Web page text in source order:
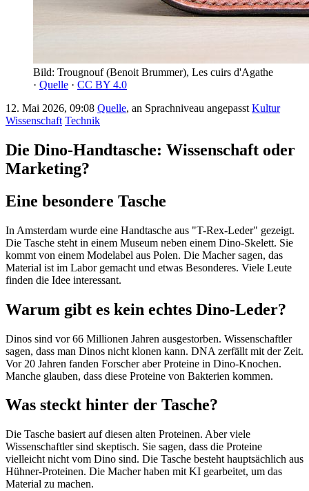
Bild: Trougnouf (Benoit Brummer), Les cuirs d'Agathe
· Quelle · CC BY 4.0
12. Mai 2026, 09:08 Quelle, an Sprachniveau angepasst Kultur
Wissenschaft Technik
Die Dino-Handtasche: Wissenschaft oder
Marketing?
Eine besondere Tasche
In Amsterdam wurde eine Handtasche aus "T-Rex-Leder" gezeigt.
Die Tasche steht in einem Museum neben einem Dino-Skelett. Sie
kommt von einem Modelabel aus Polen. Die Macher sagen, das
Material ist im Labor gemacht und etwas Besonderes. Viele Leute
finden die Idee interessant.
Warum gibt es kein echtes Dino-Leder?
Dinos sind vor 66 Millionen Jahren ausgestorben. Wissenschaftler
sagen, dass man Dinos nicht klonen kann. DNA zerfällt mit der Zeit.
Vor 20 Jahren fanden Forscher aber Proteine in Dino-Knochen.
Manche glauben, dass diese Proteine von Bakterien kommen.
Was steckt hinter der Tasche?
Die Tasche basiert auf diesen alten Proteinen. Aber viele
Wissenschaftler sind skeptisch. Sie sagen, dass die Proteine
vielleicht nicht vom Dino sind. Die Tasche besteht hauptsächlich aus
Hühner-Proteinen. Die Macher haben mit KI gearbeitet, um das
Material zu machen.